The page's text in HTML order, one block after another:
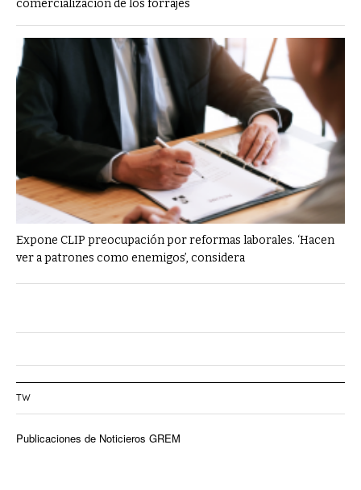
comercialización de los forrajes
Expone CLIP preocupación por reformas laborales. ‘Hacen
ver a patrones como enemigos’, considera
TW
Publicaciones de Noticieros GREM